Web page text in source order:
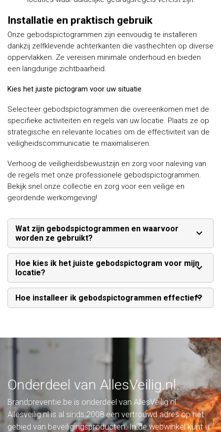
Installatie en praktisch gebruik
Onze gebodspictogrammen zijn eenvoudig te installeren
dankzij zelfklevende achterkanten die vasthechten op diverse
oppervlakken. Ze vereisen minimale onderhoud en bieden
een langdurige zichtbaarheid.
Kies het juiste pictogram voor uw situatie
Selecteer gebodspictogrammen die overeenkomen met de
specifieke activiteiten en regels van uw locatie. Plaats ze op
strategische en relevante locaties om de effectiviteit van de
veiligheidscommunicatie te maximaliseren.
Verhoog de veiligheidsbewustzijn en zorg voor naleving van
de regels met onze professionele gebodspictogrammen.
Bekijk snel onze collectie en zorg voor een veilige en
geordende werkomgeving!
Wat zijn gebodspictogrammen en waarvoor
worden ze gebruikt?
Hoe kies ik het juiste gebodspictogram voor mijn
locatie?
Hoe installeer ik gebodspictogrammen effectief?
Onderdeel van AllesVeilig.nl.
Brandpreventie.be is onderdeel van AllesVeilig.nl.
Allesveilig.nl is al sinds 2008 een vertrouwd adres op het
gebied van beveiligingsproducten. In de webwinkel kunt u